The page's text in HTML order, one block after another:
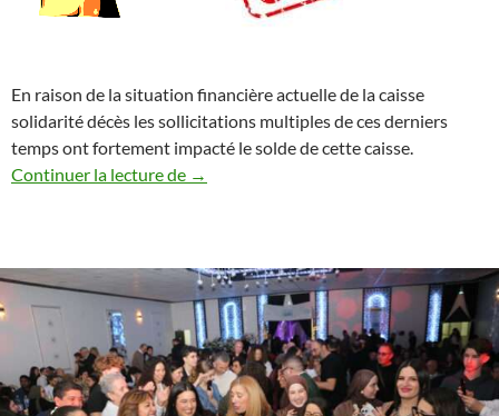
En raison de la situation financière actuelle de la caisse
solidarité décès les sollicitations multiples de ces derniers
temps ont fortement impacté le solde de cette caisse.
Continuer la lecture de
Collecte Exceptionnelle des
→